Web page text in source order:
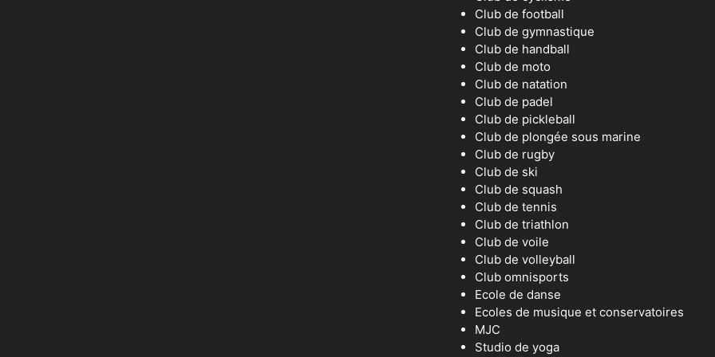
Club de football
Club de gymnastique
Club de handball
Club de moto
Club de natation
Club de padel
Club de pickleball
Club de plongée sous marine
Club de rugby
Club de ski
Club de squash
Club de tennis
Club de triathlon
Club de voile
Club de volleyball
Club omnisports
Ecole de danse
Ecoles de musique et conservatoires
MJC
Studio de yoga